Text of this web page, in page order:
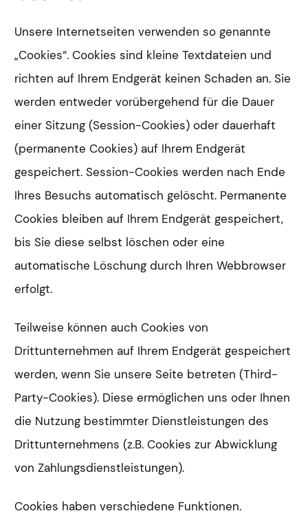
Unsere Internetseiten verwenden so genannte
„Cookies“. Cookies sind kleine Textdateien und
richten auf Ihrem Endgerät keinen Schaden an. Sie
werden entweder vorübergehend für die Dauer
einer Sitzung (Session-Cookies) oder dauerhaft
(permanente Cookies) auf Ihrem Endgerät
gespeichert. Session-Cookies werden nach Ende
Ihres Besuchs automatisch gelöscht. Permanente
Cookies bleiben auf Ihrem Endgerät gespeichert,
bis Sie diese selbst löschen oder eine
automatische Löschung durch Ihren Webbrowser
erfolgt.
Teilweise können auch Cookies von
Drittunternehmen auf Ihrem Endgerät gespeichert
werden, wenn Sie unsere Seite betreten (Third-
Party-Cookies). Diese ermöglichen uns oder Ihnen
die Nutzung bestimmter Dienstleistungen des
Drittunternehmens (z.B. Cookies zur Abwicklung
von Zahlungsdienstleistungen).
Cookies haben verschiedene Funktionen.